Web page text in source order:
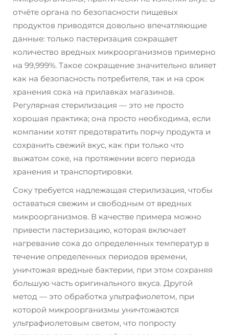
отчёте органа по безопасности пищевых
продуктов приводятся довольно впечатляющие
данные: только пастеризация сокращает
количество вредных микроорганизмов примерно
на 99,999%. Такое сокращение значительно влияет
как на безопасность потребителя, так и на срок
хранения сока на прилавках магазинов.
Регулярная стерилизация — это не просто
хорошая практика; она просто необходима, если
компании хотят предотвратить порчу продукта и
сохранить свежий вкус, как при только что
выжатом соке, на протяжении всего периода
хранения и транспортировки.
Соку требуется надлежащая стерилизация, чтобы
оставаться свежим и свободным от вредных
микроорганизмов. В качестве примера можно
привести пастеризацию, которая включает
нагревание сока до определенных температур в
течение определенных периодов времени,
уничтожая вредные бактерии, при этом сохраняя
большую часть оригинального вкуса. Другой
метод — это обработка ультрафиолетом, при
которой микроорганизмы уничтожаются
ультрафиолетовым светом, что попросту